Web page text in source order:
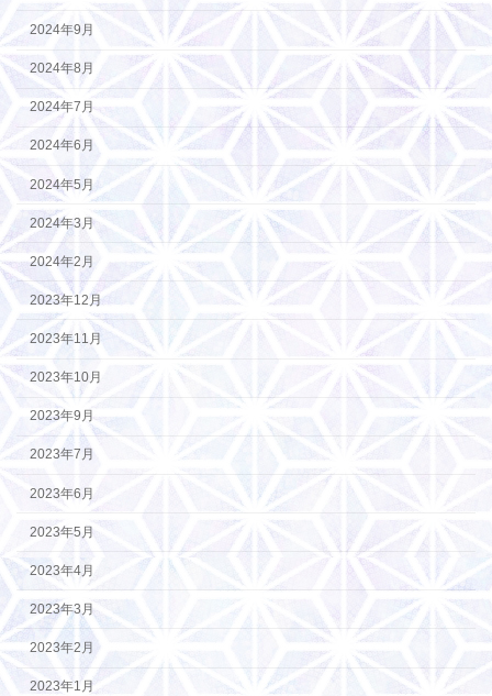
2024年9月
2024年8月
2024年7月
2024年6月
2024年5月
2024年3月
2024年2月
2023年12月
2023年11月
2023年10月
2023年9月
2023年7月
2023年6月
2023年5月
2023年4月
2023年3月
2023年2月
2023年1月